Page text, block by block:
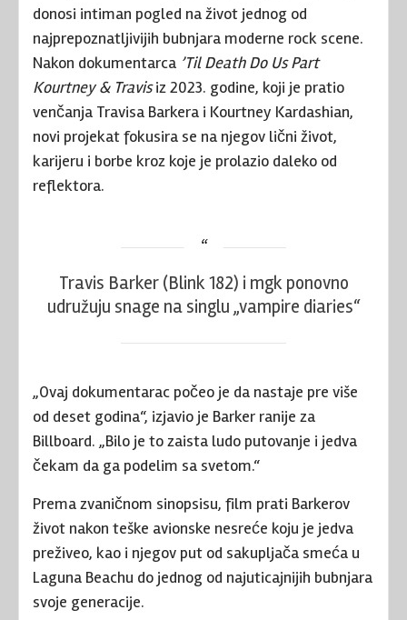
donosi intiman pogled na život jednog od
najprepoznatljivijih bubnjara moderne rock scene.
Nakon dokumentarca ’Til Death Do Us Part
Kourtney & Travisiz 2023. godine, koji je pratio
venčanja Travisa Barkera i Kourtney Kardashian,
novi projekat fokusira se na njegov lični život,
karijeru i borbe kroz koje je prolazio daleko od
reflektora.
Travis Barker (Blink 182) i mgk ponovno
udružuju snage na singlu „vampire diaries“
„Ovaj dokumentarac počeo je da nastaje pre više
od deset godina“, izjavio je Barker ranije za
Billboard. „Bilo je to zaista ludo putovanje i jedva
čekam da ga podelim sa svetom.“
Prema zvaničnom sinopsisu, film prati Barkerov
život nakon teške avionske nesreće koju je jedva
preživeo, kao i njegov put od sakupljača smeća u
Laguna Beachu do jednog od najuticajnijih bubnjara
svoje generacije.